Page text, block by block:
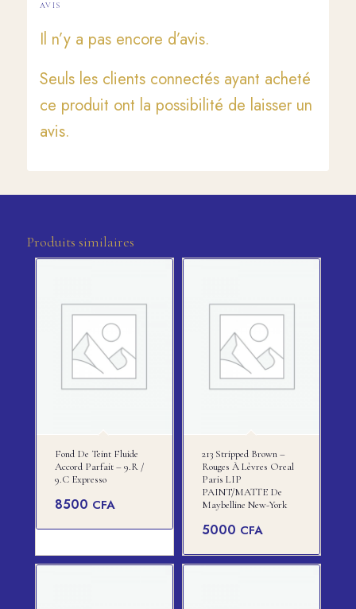
AVIS
Il n’y a pas encore d’avis.
Seuls les clients connectés ayant acheté
ce produit ont la possibilité de laisser un
avis.
Produits similaires
Fond De Teint Fluide
Accord Parfait – 9.R /
9.C Expresso
8500 CFA
213 Stripped Brown –
Rouges À Lèvres Oreal
Paris LIP
PAINT/MATTE De
Maybelline New-York
5000 CFA